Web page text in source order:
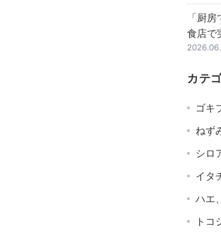
「厨
食店
カテ
ゴキ
ねず
シロ
イタ
ハエ
トコ